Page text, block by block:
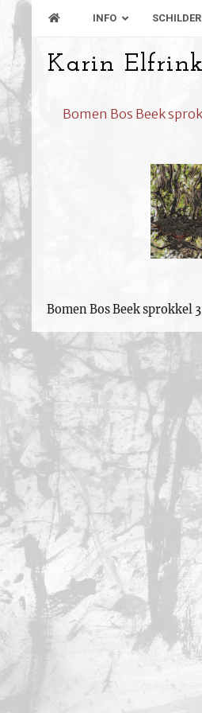
INFO
Karin Elfrink
Bomen Bos Beek
Bomen Bos Beek sprokkel